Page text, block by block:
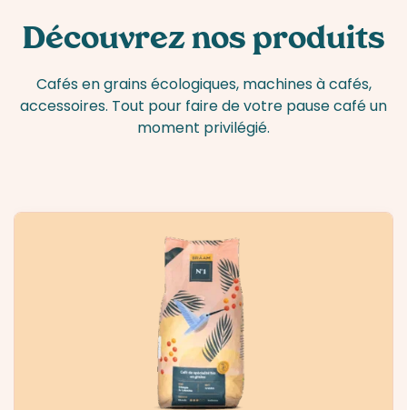
Découvrez nos produits
Cafés en grains écologiques, machines à cafés,
accessoires. Tout pour faire de votre pause café un
moment privilégié.